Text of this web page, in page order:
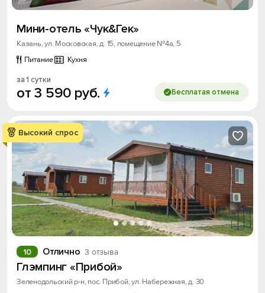
Мини-отель «Чук&Гек»
Казань, ул. Московская, д. 15, помещение №4а, 5
Питание
Кухня
за 1 сутки
от3 590 руб. Бесплатая отмена
Высокий спрос
Отлично 3 отзыва
10
Глэмпинг «Прибой»
Зеленодольский р-н, пос. Прибой, ул. Набережная, д. 30